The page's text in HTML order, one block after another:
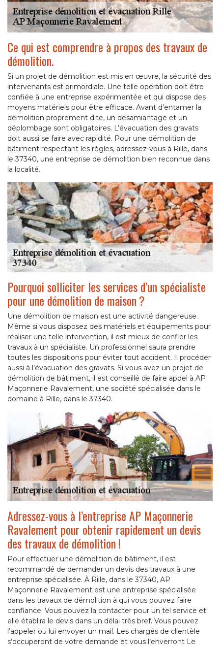
Ce qui est comprendre à propos des travaux de
démolition.
Si un projet de démolition est mis en œuvre, la sécurité des
intervenants est primordiale. Une telle opération doit être
confiée à une entreprise expérimentée et qui dispose des
moyens matériels pour être efficace. Avant d’entamer la
démolition proprement dite, un désamiantage et un
déplombage sont obligatoires. L’évacuation des gravats
doit aussi se faire avec rapidité. Pour une démolition de
bâtiment respectant les règles, adressez-vous à Rille, dans
le 37340, une entreprise de démolition bien reconnue dans
la localité.
Pourquoi solliciter les services d’un spécialiste
pour une démolition de maison ?
Une démolition de maison est une activité dangereuse.
Même si vous disposez des matériels et équipements pour
réaliser une telle intervention, il est mieux de confier les
travaux à un spécialiste. Un professionnel saura prendre
toutes les dispositions pour éviter tout accident. Il procéder
aussi à l’évacuation des gravats. Si vous avez un projet de
démolition de bâtiment, il est conseillé de faire appel à AP
Maçonnerie Ravalement, une société spécialisée dans le
domaine à Rille, dans le 37340.
Adressez-vous à l’entreprise AP Maçonnerie
Ravalement pour obtenir rapidement un devis
des travaux de démolition !
Pour effectuer une démolition de bâtiment, il est
recommandé de demander un devis des travaux à une
entreprise spécialisée. À Rille, dans le 37340, AP
Maçonnerie Ravalement est une entreprise spécialisée
dans les travaux de démolition à qui vous pouvez faire
confiance. Vous pouvez la contacter pour un tel service et
elle établira le devis dans un délai très bref. Vous pouvez
l’appeler ou lui envoyer un mail. Les chargés de clientèle
s’occuperont de votre demande et vous l’enverront Le